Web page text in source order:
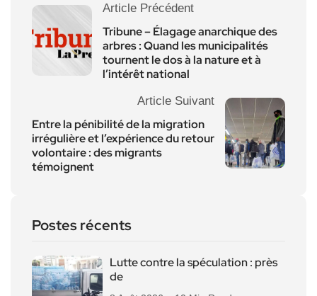
Article Précédent
Tribune – Élagage anarchique des
arbres : Quand les municipalités
tournent le dos à la nature et à
l’intérêt national
Article Suivant
Entre la pénibilité de la migration
irrégulière et l’expérience du retour
volontaire : des migrants
témoignent
Postes récents
Lutte contre la spéculation : près
de